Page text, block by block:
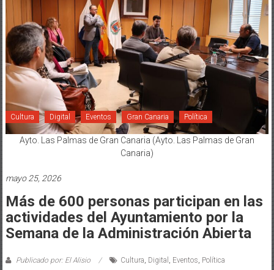
Cultura Digital Eventos Gran Canaria Política
Ayto. Las Palmas de Gran Canaria (Ayto. Las Palmas de Gran
Canaria)
mayo 25, 2026
Más de 600 personas participan en las
actividades del Ayuntamiento por la
Semana de la Administración Abierta
Publicado por: El Alisio Cultura Digital Eventos Política